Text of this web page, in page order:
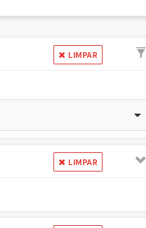
LIMPAR
LIMPAR